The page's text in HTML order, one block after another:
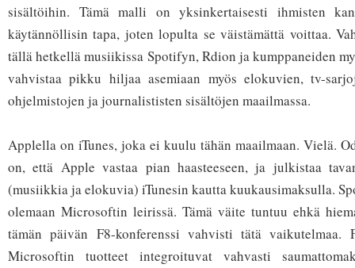
sisältöihin. Tämä malli on yksinkertaisesti ihmisten
käytännöllisin tapa, joten lopulta se väistämättä voittaa.
tällä hetkellä musiikissa Spotifyn, Rdion ja kumppaneiden
vahvistaa pikku hiljaa asemiaan myös elokuvien, tv-
ohjelmistojen ja journalististen sisältöjen maailmassa.
Applella on iTunes, joka ei kuulu tähän maailmaan. Vielä.
on, että Apple vastaa pian haasteeseen, ja julkistaa
(musiikkia ja elokuvia) iTunesin kautta kuukausimaksulla.
olemaan Microsoftin leirissä. Tämä väite tuntuu ehkä
tämän päivän F8-konferenssi vahvisti tätä vaikutelmaa.
Microsoftin tuotteet integroituvat vahvasti